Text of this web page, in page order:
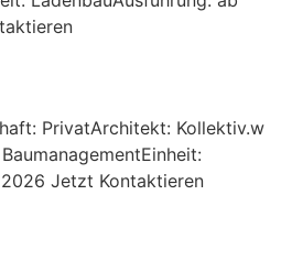
PrivatArchitekt: Kollektiv.w
Jetzt Kontaktieren